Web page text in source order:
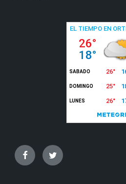
FacebookTwitter